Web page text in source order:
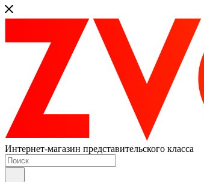
Интернет-магазин представительского класса